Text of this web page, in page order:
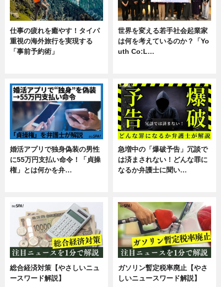
仕事の疲れを癒やす！タイパ
重視の海外旅行を実現する
「事前予約術」
世界を変える若手社会起業家
は何を考えているのか？「Yo
uth Co:L…
婚活アプリで独身偽装の男性
に55万円支払い命令！「貞操
権」とは何かを弁…
急増中の「爆破予告」冗談で
は済まされない！どんな罪に
なるか弁護士に聞い…
総合経済対策【やさしいニュ
ースワード解説】
ガソリン暫定税率廃止【やさ
しいニュースワード解説】